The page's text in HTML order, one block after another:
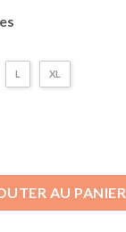
L XL
AU PANIER